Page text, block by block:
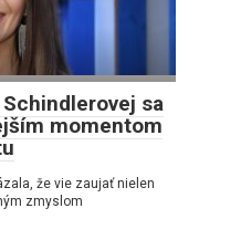
sa
momentom
že vie zaujať nielen
zmyslom